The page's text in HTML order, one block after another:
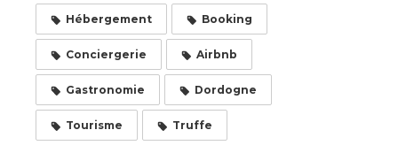
Hébergement Booking
Conciergerie Airbnb
Gastronomie Dordogne
Tourisme Truffe